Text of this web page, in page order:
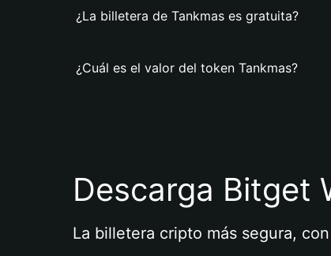
¿La billetera de Tankmas es gratuita?
¿Cuál es el valor del token Tankmas?
Descarga Bitget
La billetera cripto más segura,